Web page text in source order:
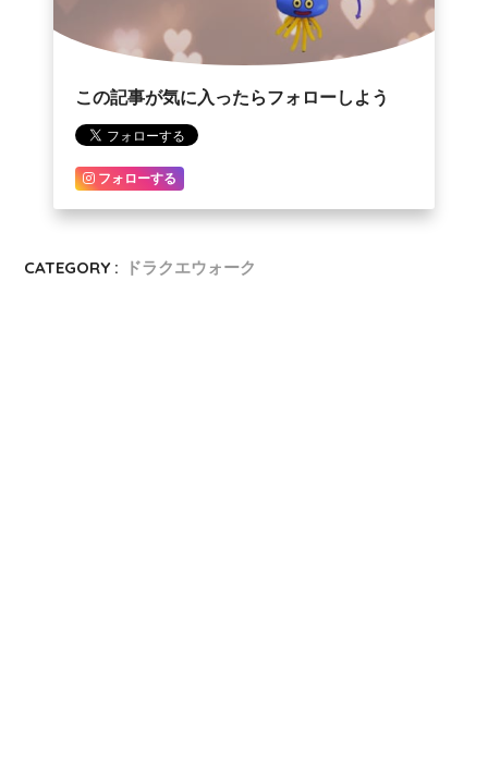
この記事が気に入ったらフォローしよう
フォローする
CATEGORY : ドラクエウォーク